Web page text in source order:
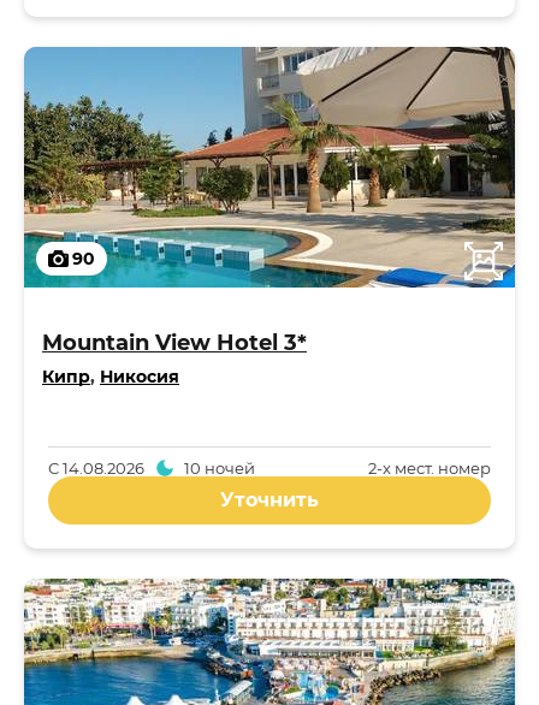
90
Mountain View Hotel 3*
Кипр, Никосия
2-x мест. номер
С14.08.2026 10 ночей
Уточнить